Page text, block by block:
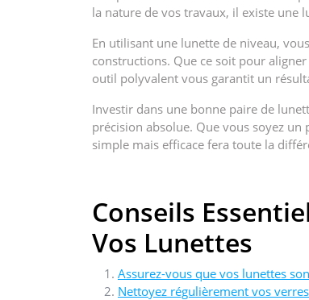
la nature de vos travaux, il existe une
En utilisant une lunette de niveau,
constructions. Que ce soit pour
outil polyvalent vous garantit un
Investir dans une bonne paire de
précision absolue. Que vous soyez
simple mais efficace fera toute la
Conseils
Vos Lunettes
Assurez-vous que vos lunettes
Nettoyez régulièrement vos